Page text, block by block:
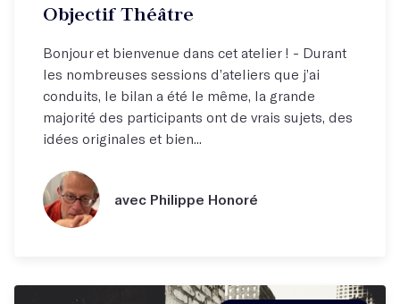
Objectif Théâtre
Bonjour et bienvenue dans cet atelier ! - Durant
les nombreuses sessions d’ateliers que j’ai
conduits, le bilan a été le même, la grande
majorité des participants ont de vrais sujets, des
idées originales et bien...
avec Philippe Honoré